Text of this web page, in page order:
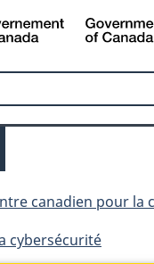
Passer
au
Passer
au
Passer
à
sujet
du
Passer
à
HTML
simplifiée
canadien pour la
cybersécurité